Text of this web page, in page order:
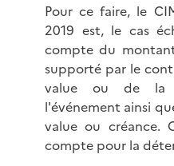
Pour ce faire, le
2019 est, le cas
compte du
supporté par le
value ou de la
l'événement ainsi
value ou créance.
compte pour la